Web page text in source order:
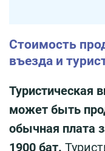
Стоимость
въезда и
Туристическая
может быть
обычная плата
1900 бат.